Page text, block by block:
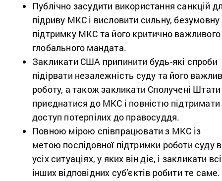
Публічно засудити використання санкцій
підриву МКС і висловити сильну, безумовну
підтримку МКС та його критично важливого
глобального мандата.
Закликати США припинити будь-які спроби
підірвати незалежність суду та його
роботу, а також закликати Сполучені Штати
приєднатися до МКС і повністю підтримати
доступ потерпілих до правосуддя.
Повною мірою співпрацювати з МКС із
метою послідовної підтримки роботи суду в
усіх ситуаціях, у яких він діє, і закликати
інших відповідних суб’єктів робити те саме.